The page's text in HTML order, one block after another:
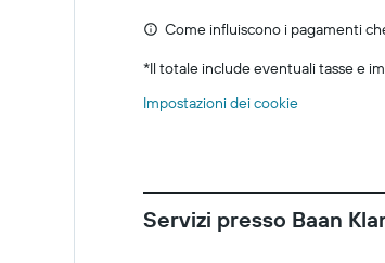
Come influiscono i pagamenti
*Il totale include eventuali tasse e
Impostazioni dei cookie
Servizi presso Baan